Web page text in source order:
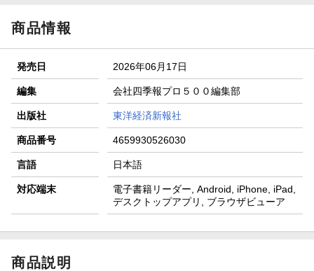
商品情報
発売日 2026年06月17日
編集 会社四季報プロ５００編集部
出版社 東洋経済新報社
商品番号 4659930526030
言語 日本語
対応端末
電子書籍リーダー, Android, iPhone, iPad,
デスクトップアプリ, ブラウザビューア
商品説明